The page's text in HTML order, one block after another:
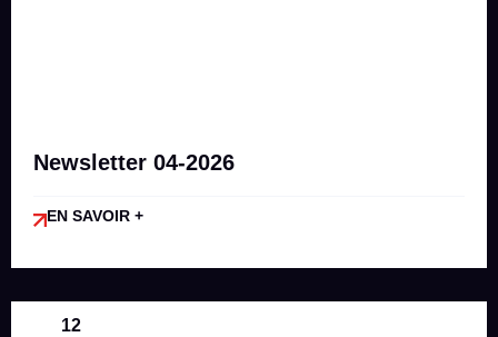
Newsletter 04-2026
EN SAVOIR +
12